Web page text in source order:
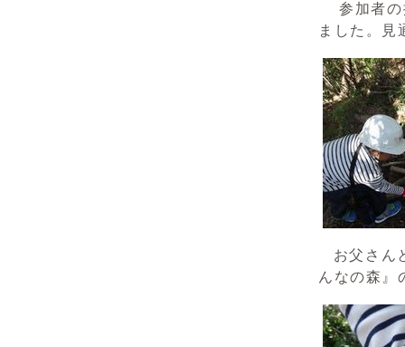
参加者の
ました。
お父さん
んなの森』